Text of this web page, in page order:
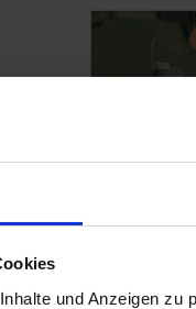
und Anzeigen